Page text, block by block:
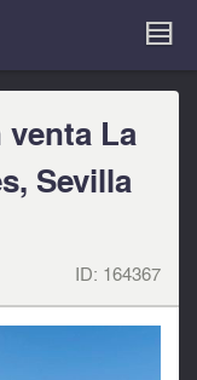
La
Sevilla
ID: 164367